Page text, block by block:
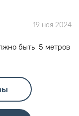
19 ноя 2024
быть 5 метров